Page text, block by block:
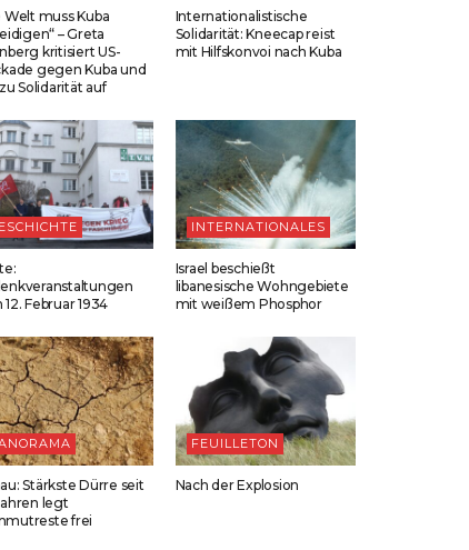
Welt muss Kuba
– Greta
kritisiert US-
gegen Kuba und
Solidarität auf
Internationalistische
Solidarität: Kneecap reist
mit Hilfskonvoi nach Kuba
Februar 1934
INTERNATIONALES
Israel beschießt
libanesische Wohngebiete
mit weißem Phosphor
Stärkste Dürre seit
legt
frei
FEUILLETON
Nach der Explosion